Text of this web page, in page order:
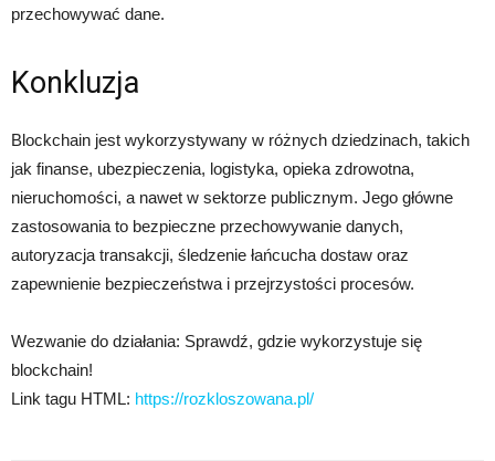
przechowywać dane.
Konkluzja
Blockchain jest wykorzystywany w różnych dziedzinach, takich
jak finanse, ubezpieczenia, logistyka, opieka zdrowotna,
nieruchomości, a nawet w sektorze publicznym. Jego główne
zastosowania to bezpieczne przechowywanie danych,
autoryzacja transakcji, śledzenie łańcucha dostaw oraz
zapewnienie bezpieczeństwa i przejrzystości procesów.
Wezwanie do działania: Sprawdź, gdzie wykorzystuje się
blockchain!
Link tagu HTML: https://rozkloszowana.pl/